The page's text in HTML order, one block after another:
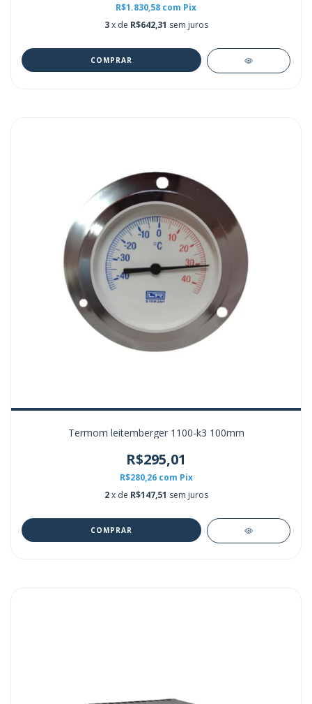
R$1.830,58 com Pix
3 x de R$642,31 sem juros
Termom leitemberger 1100-k3 100mm
R$295,01
R$280,26 com Pix
2 x de R$147,51 sem juros